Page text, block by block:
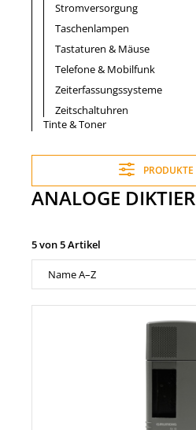
Stromversorgung
Taschenlampen
Tastaturen & Mäuse
Telefone & Mobilfunk
Zeiterfassungssysteme
Zeitschaltuhren
Tinte & Toner
ANALOGE
5 von 5 Artikel